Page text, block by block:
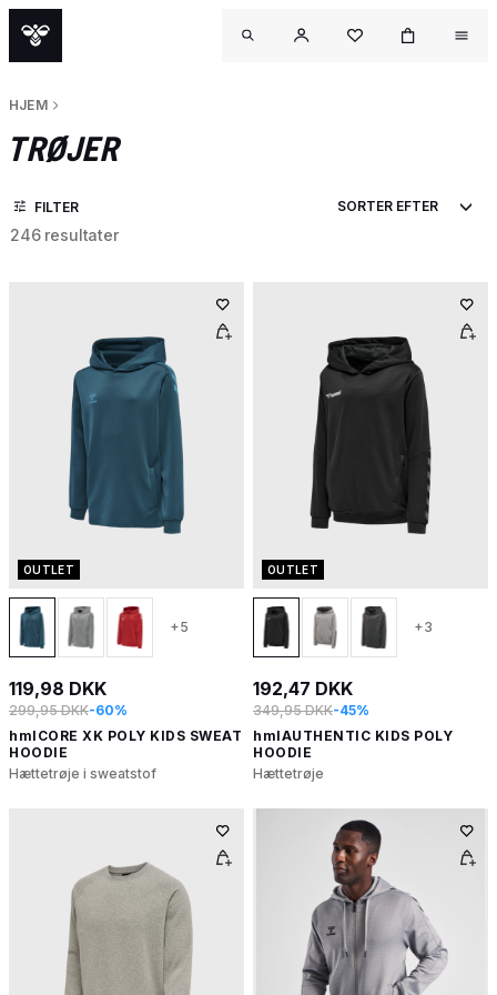
HJEM
TRØJER
FILTER
246 resultater
OUTLET
+5
119,98 DKK
299,95 DKK-60%
hmlCORE XK POLY KIDS SWEAT
HOODIE
Hættetrøje i sweatstof
OUTLET
+3
192,47 DKK
349,95 DKK-45%
hmlAUTHENTIC KIDS POLY
HOODIE
Hættetrøje